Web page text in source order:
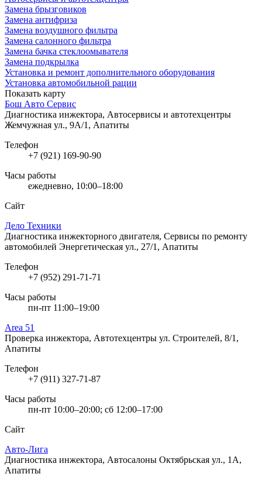
Замена брызговиков
Замена антифриза
Замена воздушного фильтра
Замена салонного фильтра
Замена бачка стеклоомывателя
Замена подкрылка
Установка и ремонт дополнительного оборудования
Установка автомобильной рации
Показать карту
Бош Авто Сервис
Диагностика инжектора, Автосервисы и автотехцентры
Жемчужная ул., 9А/1, Апатиты
Телефон
+7 (921) 169-90-90
Часы работы
ежедневно, 10:00–18:00
Сайт
Дело Техники
Диагностика инжекторного двигателя, Сервисы по ремонту
автомобилей Энергетическая ул., 27/1, Апатиты
Телефон
+7 (952) 291-71-71
Часы работы
пн-пт 11:00–19:00
Area 51
Проверка инжектора, Автотехцентры ул. Строителей, 8/1,
Апатиты
Телефон
+7 (911) 327-71-87
Часы работы
пн-пт 10:00–20:00; сб 12:00–17:00
Сайт
Авто-Лига
Диагностика инжектора, Автосалоны Октябрьская ул., 1А,
Апатиты